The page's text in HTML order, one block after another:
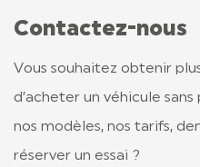
APRÈS-VENTE
FINANCEMENT ET ASSURANCE
LOCATION OLD
CONTACT
Contactez-nous
Vous souhaitez obtenir
d’acheter un véhicule
nos modèles, nos tarifs,
réserver un essai ?